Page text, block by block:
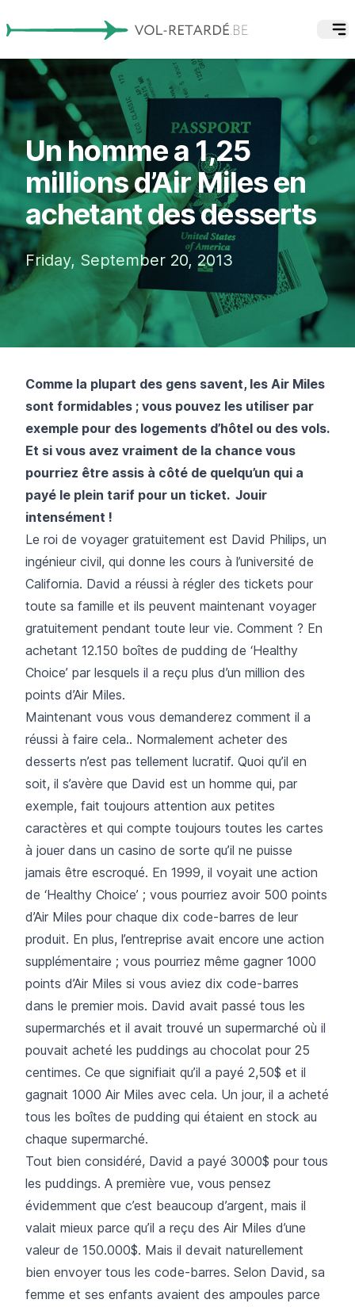
Un homme a 1,25
millions d’Air Miles en
achetant des desserts
Friday, September 20, 2013
Comme la plupart des gens savent, les Air Miles
sont formidables ; vous pouvez les utiliser par
exemple pour des logements d’hôtel ou des vols.
Et si vous avez vraiment de la chance vous
pourriez être assis à côté de quelqu’un qui a
payé le plein tarif pour un ticket. Jouir
intensément !
Le roi de voyager gratuitement est David Philips, un
ingénieur civil, qui donne les cours à l’université de
California. David a réussi à régler des tickets pour
toute sa famille et ils peuvent maintenant voyager
gratuitement pendant toute leur vie. Comment ? En
achetant 12.150 boîtes de pudding de ‘Healthy
Choice’ par lesquels il a reçu plus d’un million des
points d’Air Miles.
Maintenant vous vous demanderez comment il a
réussi à faire cela.. Normalement acheter des
desserts n’est pas tellement lucratif. Quoi qu’il en
soit, il s’avère que David est un homme qui, par
exemple, fait toujours attention aux petites
caractères et qui compte toujours toutes les cartes
à jouer dans un casino de sorte qu’il ne puisse
jamais être escroqué. En 1999, il voyait une action
de ‘Healthy Choice’ ; vous pourriez avoir 500 points
d’Air Miles pour chaque dix code-barres de leur
produit. En plus, l’entreprise avait encore une action
supplémentaire ; vous pourriez même gagner 1000
points d’Air Miles si vous aviez dix code-barres
dans le premier mois. David avait passé tous les
supermarchés et il avait trouvé un supermarché où il
pouvait acheté les puddings au chocolat pour 25
centimes. Ce que signifiait qu’il a payé 2,50$ et il
gagnait 1000 Air Miles avec cela. Un jour, il a acheté
tous les boîtes de pudding qui étaient en stock au
chaque supermarché.
Tout bien considéré, David a payé 3000$ pour tous
les puddings. A première vue, vous pensez
évidemment que c’est beaucoup d’argent, mais il
valait mieux parce qu’il a reçu des Air Miles d’une
valeur de 150.000$. Mais il devait naturellement
bien envoyer tous les code-barres. Selon David, sa
femme et ses enfants avaient des ampoules parce